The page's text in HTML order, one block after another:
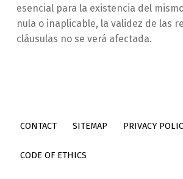
esencial para la existencia del
nula o inaplicable, la validez de las
cláusulas no se verá afectada.
CONTACT SITEMAP PRIVACY
CODE OF ETHICS